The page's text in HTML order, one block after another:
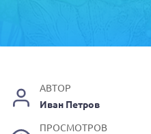
АВТОР
Иван Петров
ПРОСМОТРОВ